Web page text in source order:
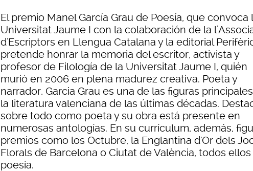
El premio Manel García Grau de Poesía, que convoca
Universitat Jaume I con la colaboración de la
d'Escriptors en Llengua Catalana y la editorial
pretende honrar la memoria del escritor, activista y
profesor de Filología de la Universitat Jaume I, quién
murió en 2006 en plena madurez creativa. Poeta y
narrador, Garcia Grau es una de las figuras
la literatura valenciana de las últimas décadas.
sobre todo como poeta y su obra está presente en
numerosas antologías. En su currículum, además,
premios como los Octubre, la Englantina d'Or dels
Florals de Barcelona o Ciutat de València, todos
poesía.